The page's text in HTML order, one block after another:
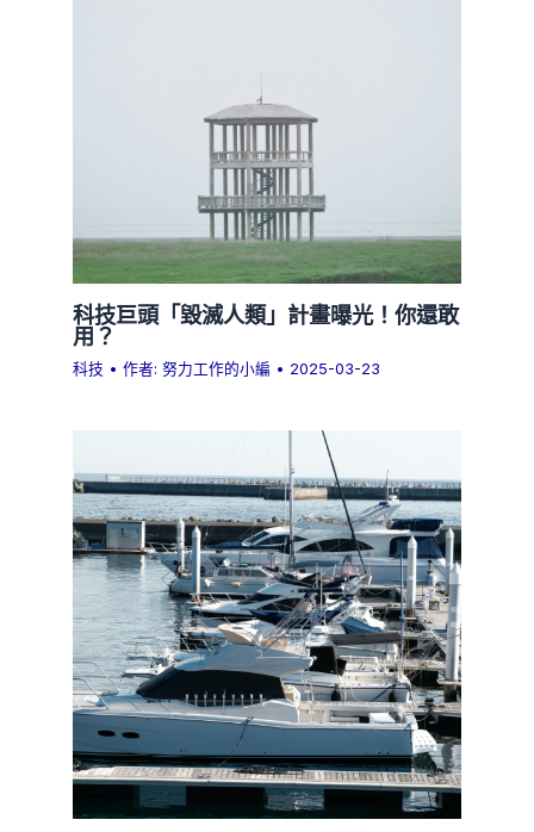
科技巨頭「毀滅人類」計畫曝光！你還敢
用？
科技 • 作者:努力工作的小編 • 2025-03-23